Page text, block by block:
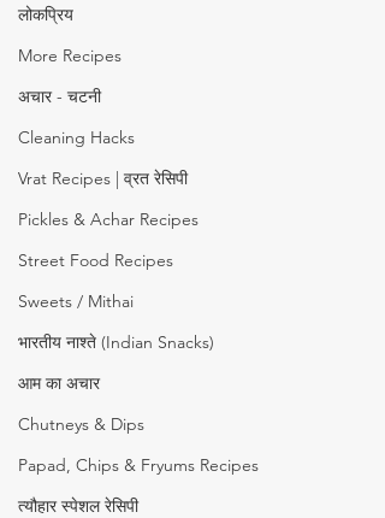
लोकप्रिय
More Recipes
अचार - चटनी
Cleaning Hacks
Vrat Recipes | व्रत रेसिपी
Pickles & Achar Recipes
Street Food Recipes
Sweets / Mithai
भारतीय नाश्ते (Indian Snacks)
आम का अचार
Chutneys & Dips
Papad, Chips & Fryums Recipes
त्यौहार स्पेशल रेसिपी